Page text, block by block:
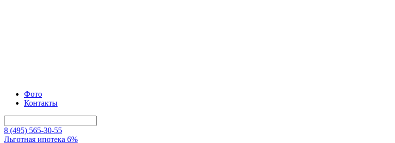
Фото
Контакты
8 (495) 565-30-55
Льготная ипотека 6%